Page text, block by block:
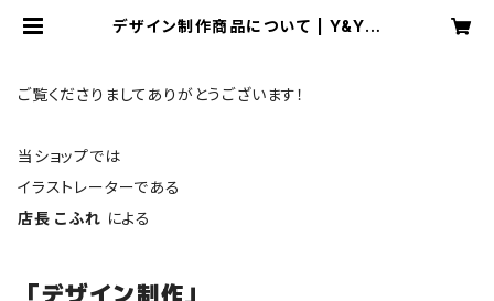
デザイン制作商品について | Y&Yタ
ご覧くださりましてありがとうございます！
当ショップでは
イラストレーターである
店長 こふれ による
「デザイン制作」